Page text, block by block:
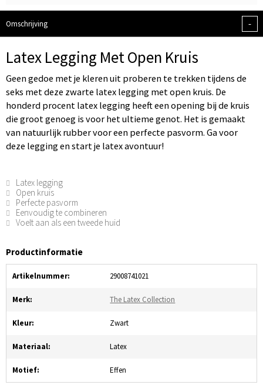
Omschrijving -
Latex Legging Met Open Kruis
Geen gedoe met je kleren uit proberen te trekken tijdens de
seks met deze zwarte latex legging met open kruis. De
honderd procent latex legging heeft een opening bij de kruis
die groot genoeg is voor het ultieme genot. Het is gemaakt
van natuurlijk rubber voor een perfecte pasvorm. Ga voor
deze legging en start je latex avontuur!
Latex legging
Open kruis
Perfecte pasvorm
Eenvoudig te combineren
Voelt aan als een tweede huid
Productinformatie
Artikelnummer: 29008741021
Merk: The Latex Collection
Kleur: Zwart
Materiaal: Latex
Motief: Effen